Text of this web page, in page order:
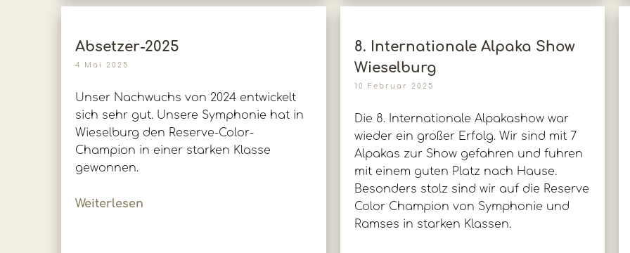
Absetzer-2025
4 Mai 2025
Unser Nachwuchs von 2024 entwickelt
sich sehr gut. Unsere Symphonie hat in
Wieselburg den Reserve-Color-
Champion in einer starken Klasse
gewonnen.
Weiterlesen
8. Internationale Alpaka Show
Wieselburg
10 Februar 2025
Die 8. Internationale Alpakashow war
wieder ein großer Erfolg. Wir sind mit 7
Alpakas zur Show gefahren und fuhren
mit einem guten Platz nach Hause.
Besonders stolz sind wir auf die Reserve
Color Champion von Symphonie und
Ramses in starken Klassen.